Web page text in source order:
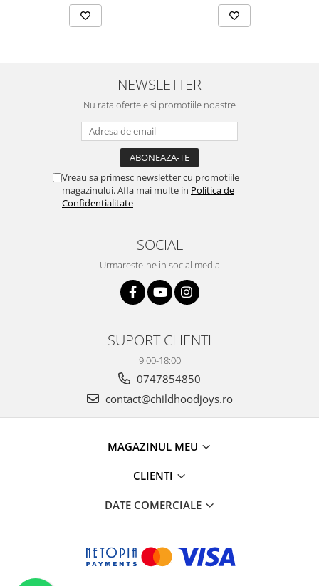
NEWSLETTER
Nu rata ofertele si promotiile noastre
Vreau sa primesc newsletter cu promotiile
magazinului. Afla mai multe in Politica de
Confidentialitate
SOCIAL
Urmareste-ne in social media
SUPORT CLIENTI
9:00-18:00
0747854850
contact@childhoodjoys.ro
MAGAZINUL MEU
CLIENTI
DATE COMERCIALE